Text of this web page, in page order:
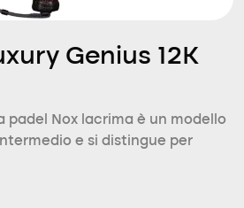
Genius 12K
Nox lacrima è un modello
e si distingue per